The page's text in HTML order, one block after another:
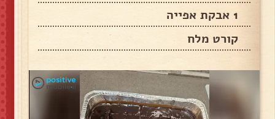
1 אבקת אפייה
קורט מלח